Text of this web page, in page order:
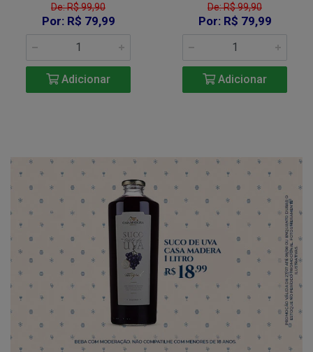
De: R$ 99,90
Por: R$ 79,99
Adicionar
De: R$ 99,90
Por: R$ 79,99
Adicionar